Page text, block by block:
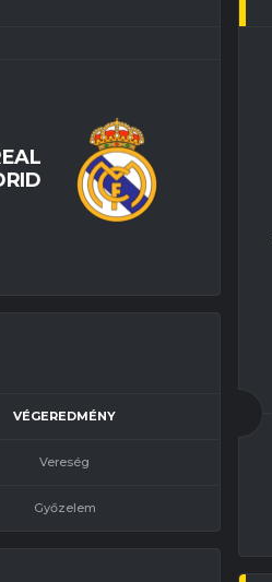
VÉGEREDMÉNY
Vereség
Győzelem